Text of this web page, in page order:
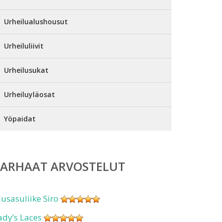
Urheilualushousut
Urheiluliivit
Urheilusukat
Urheiluyläosat
Yöpaidat
ARVOSTELUT
Siro
Laces